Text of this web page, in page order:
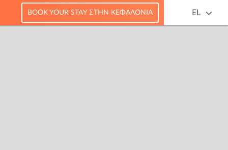
EL
BOOK YOUR STAY ΣΤΗΝ ΚΕΦΑΛΟΝΙΆ